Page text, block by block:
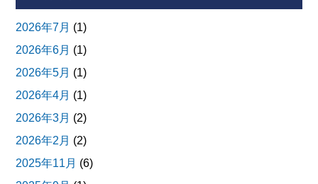
2026年7月 (1)
2026年6月 (1)
2026年5月 (1)
2026年4月 (1)
2026年3月 (2)
2026年2月 (2)
2025年11月 (6)